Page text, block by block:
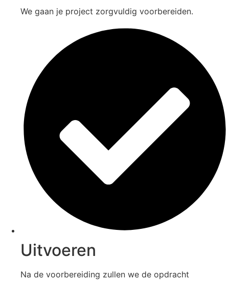
We gaan je project zorgvuldig voorbereiden.
Uitvoeren
Na de voorbereiding zullen we de opdracht